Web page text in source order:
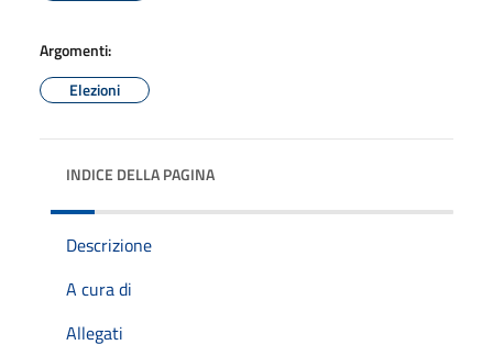
Argomenti:
Elezioni
INDICE DELLA PAGINA
Descrizione
A cura di
Allegati